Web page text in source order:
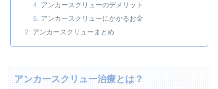
アンカースクリューのデメリット
アンカースクリューにかかるお金
アンカースクリューまとめ
アンカースクリュー治療とは？